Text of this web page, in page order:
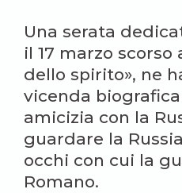
Una serata
il 17 marzo scorso
dello spirito», ne
vicenda biografica
amicizia con la
guardare la
occhi con cui la
Romano.